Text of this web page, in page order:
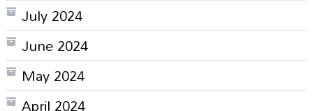
July 2024
June 2024
May 2024
April 2024